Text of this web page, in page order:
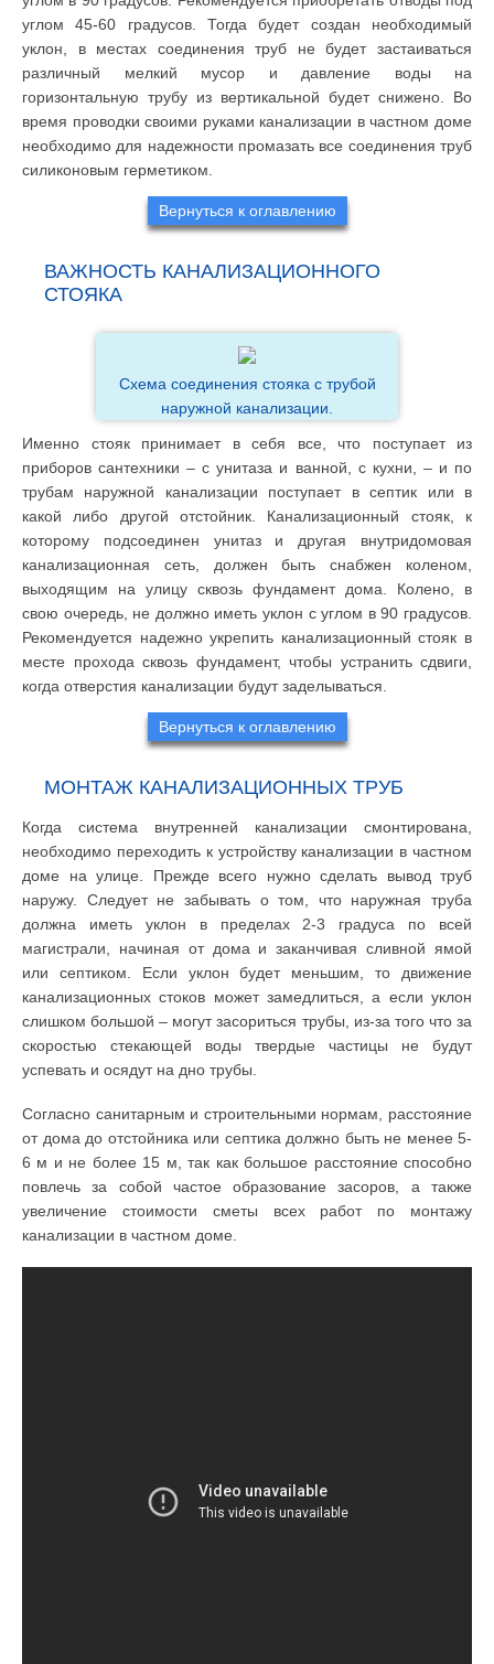
углом 45-60 градусов. Тогда будет создан необходимый
уклон, в местах соединения труб не будет застаиваться
различный мелкий мусор и давление воды на
горизонтальную трубу из вертикальной будет снижено. Во
время проводки своими руками канализации в частном доме
необходимо для надежности промазать все соединения труб
силиконовым герметиком.
Вернуться к оглавлению
ВАЖНОСТЬ КАНАЛИЗАЦИОННОГО
СТОЯКА
Схема соединения стояка с трубой
наружной канализации.
Именно стояк принимает в себя все, что поступает из
приборов сантехники – с унитаза и ванной, с кухни, – и по
трубам наружной канализации поступает в септик или в
какой либо другой отстойник. Канализационный стояк, к
которому подсоединен унитаз и другая внутридомовая
канализационная сеть, должен быть снабжен коленом,
выходящим на улицу сквозь фундамент дома. Колено, в
свою очередь, не должно иметь уклон с углом в 90 градусов.
Рекомендуется надежно укрепить канализационный стояк в
месте прохода сквозь фундамент, чтобы устранить сдвиги,
когда отверстия канализации будут заделываться.
Вернуться к оглавлению
МОНТАЖ КАНАЛИЗАЦИОННЫХ ТРУБ
Когда система внутренней канализации смонтирована,
необходимо переходить к устройству канализации в частном
доме на улице. Прежде всего нужно сделать вывод труб
наружу. Следует не забывать о том, что наружная труба
должна иметь уклон в пределах 2-3 градуса по всей
магистрали, начиная от дома и заканчивая сливной ямой
или септиком. Если уклон будет меньшим, то движение
канализационных стоков может замедлиться, а если уклон
слишком большой – могут засориться трубы, из-за того что за
скоростью стекающей воды твердые частицы не будут
успевать и осядут на дно трубы.
Согласно санитарным и строительными нормам, расстояние
от дома до отстойника или септика должно быть не менее 5-
6 м и не более 15 м, так как большое расстояние способно
повлечь за собой частое образование засоров, а также
увеличение стоимости сметы всех работ по монтажу
канализации в частном доме.